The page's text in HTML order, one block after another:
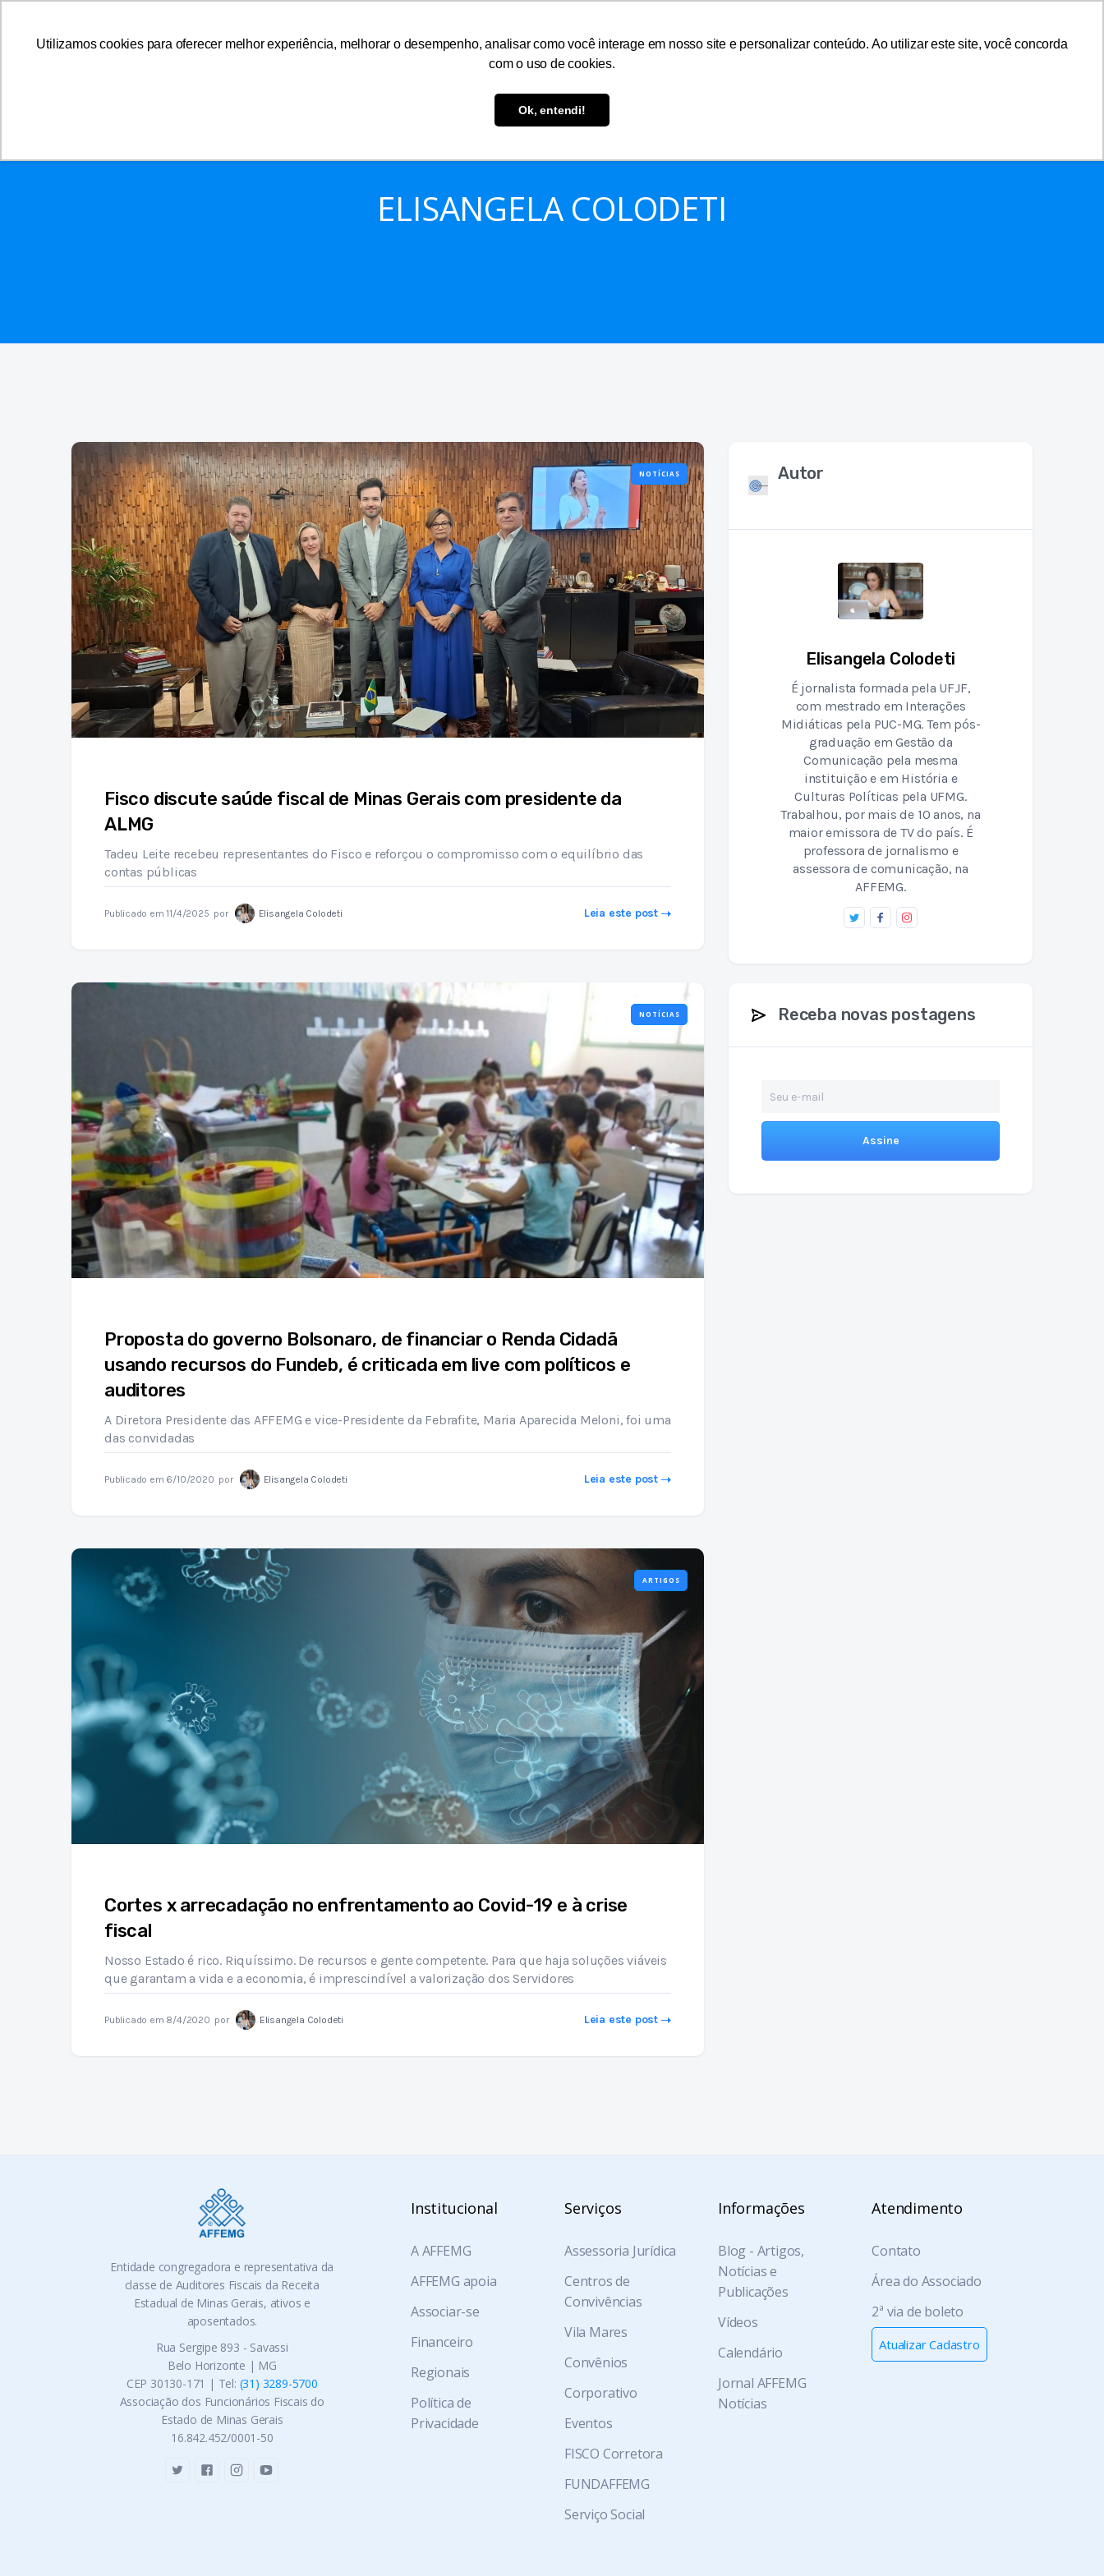
Utilizamos cookies para oferecer melhor experiência, melhorar o desempenho, analisar como você interage em nosso site e personalizar conteúdo. Ao utilizar este site, você concorda
com o uso de cookies.
Ok, entendi!
A AFFEMG Serviços Informações Atendimento Associar-se Área do Associado
ELISANGELA COLODETI
NOTÍCIAS
Fisco discute saúde fiscal de Minas Gerais com presidente da
ALMG
Tadeu Leite recebeu representantes do Fisco e reforçou o compromisso com o equilíbrio das
contas públicas
Publicado em 11/4/2025 por Elisangela Colodeti Leia este post
NOTÍCIAS
Proposta do governo Bolsonaro, de financiar o Renda Cidadã
usando recursos do Fundeb, é criticada em live com políticos e
auditores
A Diretora Presidente das AFFEMG e vice-Presidente da Febrafite, Maria Aparecida Meloni, foi uma
das convidadas
Publicado em 6/10/2020 por Elisangela Colodeti Leia este post
ARTIGOS
Cortes x arrecadação no enfrentamento ao Covid-19 e à crise
fiscal
Nosso Estado é rico. Riquíssimo. De recursos e gente competente. Para que haja soluções viáveis
que garantam a vida e a economia, é imprescindível a valorização dos Servidores
Publicado em 8/4/2020 por Elisangela Colodeti Leia este post
Autor
Elisangela Colodeti
É jornalista formada pela UFJF,
com mestrado em Interações
Midiáticas pela PUC-MG. Tem pós-
graduação em Gestão da
Comunicação pela mesma
instituição e em História e
Culturas Políticas pela UFMG.
Trabalhou, por mais de 10 anos, na
maior emissora de TV do país. É
professora de jornalismo e
assessora de comunicação, na
AFFEMG.
Receba novas postagens
Entidade congregadora e representativa da
classe de Auditores Fiscais da Receita
Estadual de Minas Gerais, ativos e
aposentados.
Rua Sergipe 893 - Savassi
Belo Horizonte | MG
CEP 30130-171 | Tel: (31) 3289-5700
Associação dos Funcionários Fiscais do
Estado de Minas Gerais
16.842.452/0001-50
Institucional
A AFFEMG
AFFEMG apoia
Associar-se
Financeiro
Regionais
Política de
Privacidade
Serviços
Assessoria Jurídica
Centros de
Convivências
Vila Mares
Convênios
Corporativo
Eventos
FISCO Corretora
FUNDAFFEMG
Serviço Social
Informações
Blog - Artigos,
Notícias e
Publicações
Vídeos
Calendário
Jornal AFFEMG
Notícias
Atendimento
Contato
Área do Associado
2ª via de boleto
Atualizar Cadastro